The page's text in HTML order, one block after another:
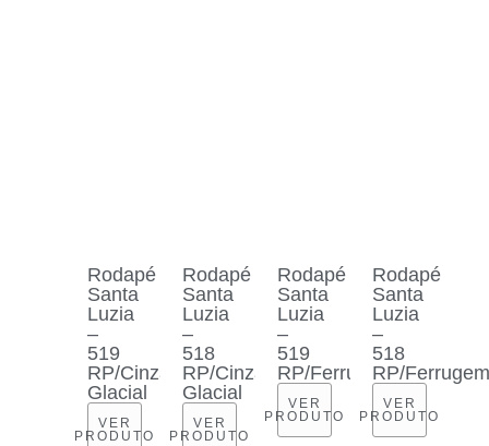
Rodapé
Santa
Luzia
–
519
RP/Cinza
Glacial
VER
PRODUTO
Rodapé
Santa
Luzia
–
518
RP/Cinza
Glacial
VER
PRODUTO
Rodapé
Santa
Luzia
–
519
RP/Ferrugem
VER
PRODUTO
Rodapé
Santa
Luzia
–
518
RP/Ferrugem
VER
PRODUTO